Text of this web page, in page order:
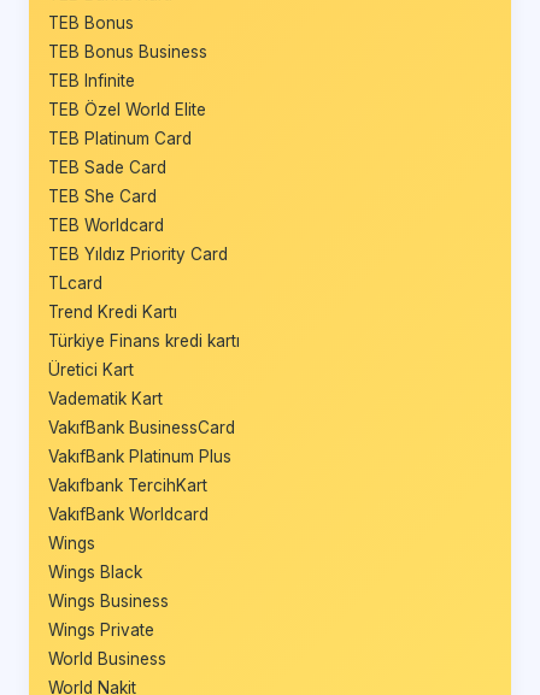
TEB Bonus
TEB Bonus Business
TEB Infinite
TEB Özel World Elite
TEB Platinum Card
TEB Sade Card
TEB She Card
TEB Worldcard
TEB Yıldız Priority Card
TLcard
Trend Kredi Kartı
Türkiye Finans kredi kartı
Üretici Kart
Vadematik Kart
VakıfBank BusinessCard
VakıfBank Platinum Plus
Vakıfbank TercihKart
VakıfBank Worldcard
Wings
Wings Black
Wings Business
Wings Private
World Business
World Nakit